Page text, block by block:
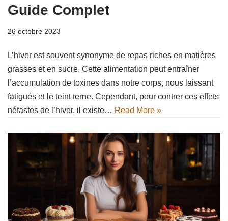
Guide Complet
26 octobre 2023
L’hiver est souvent synonyme de repas riches en matières
grasses et en sucre. Cette alimentation peut entraîner
l’accumulation de toxines dans notre corps, nous laissant
fatigués et le teint terne. Cependant, pour contrer ces effets
néfastes de l’hiver, il existe… Read More »